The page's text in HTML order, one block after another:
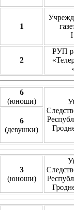
1
2
РУП
6
(юноши)
6
(девушки)
3
(юноши)